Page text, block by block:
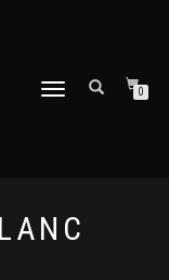
TOGGLE
0